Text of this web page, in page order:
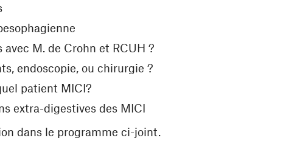
M. de Crohn et RCUH ?
endoscopie, ou chirurgie ?
patient MICI?
extra-digestives des MICI
dans le programme ci-joint.